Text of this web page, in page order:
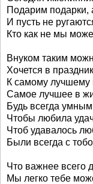
Подарим подарки,
И пусть не
Кто как не мы
Внуком таким
Хочется в
К самому лучшему
Самое лучшее в
Будь всегда
Чтобы любила
Чтоб удавалось
Были всегда с
Что важнее всего
Мы легко тебе